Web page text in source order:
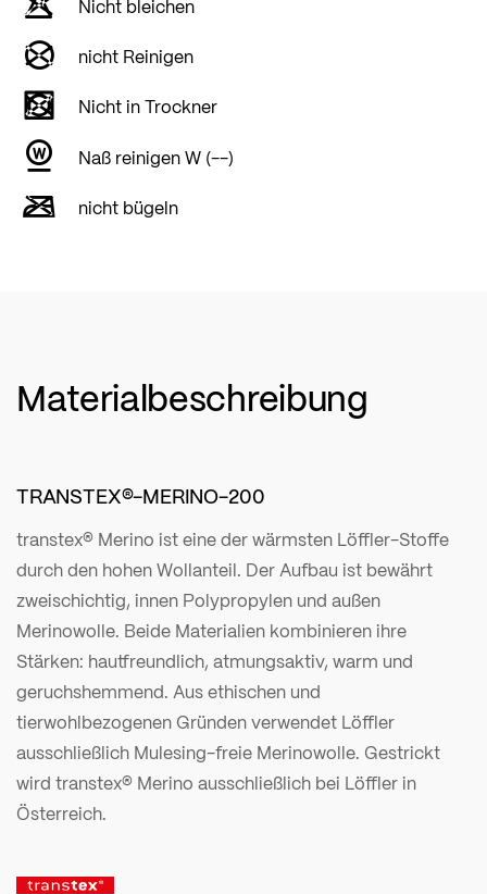
Nicht bleichen
nicht Reinigen
Nicht in Trockner
Naß reinigen W (--)
nicht bügeln
Materialbeschreibung
TRANSTEX®-MERINO-200
transtex® Merino ist eine der wärmsten Löffler-Stoffe
durch den hohen Wollanteil. Der Aufbau ist bewährt
zweischichtig, innen Polypropylen und außen
Merinowolle. Beide Materialien kombinieren ihre
Stärken: hautfreundlich, atmungsaktiv, warm und
geruchshemmend. Aus ethischen und
tierwohlbezogenen Gründen verwendet Löffler
ausschließlich Mulesing-freie Merinowolle. Gestrickt
wird transtex® Merino ausschließlich bei Löffler in
Österreich.